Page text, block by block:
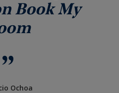
Book My
Ochoa